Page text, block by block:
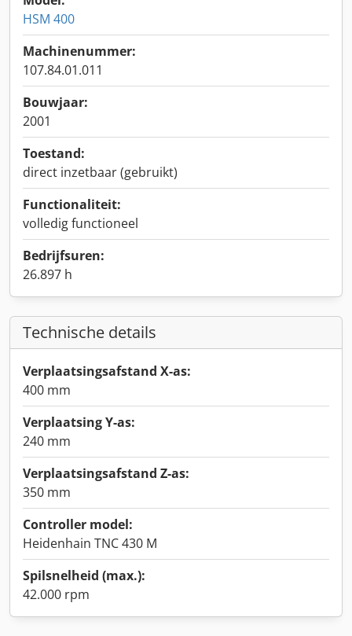
HSM 400
Machinenummer:
107.84.01.011
Bouwjaar:
2001
Toestand:
direct inzetbaar (gebruikt)
Functionaliteit:
volledig functioneel
Bedrijfsuren:
26.897 h
Technische details
Verplaatsingsafstand X-as:
400 mm
Verplaatsing Y-as:
240 mm
Verplaatsingsafstand Z-as:
350 mm
Controller model:
Heidenhain TNC 430 M
Spilsnelheid (max.):
42.000 rpm